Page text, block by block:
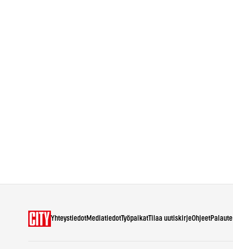
YhteystiedotMediatiedotTyöpaikatTilaa uutiskirjeOhjeetPalaute